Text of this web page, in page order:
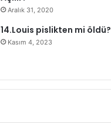
Aralık 31, 2020
14.Louis pislikten mi öldü?
Kasım 4, 2023